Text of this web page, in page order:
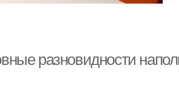
разновидности